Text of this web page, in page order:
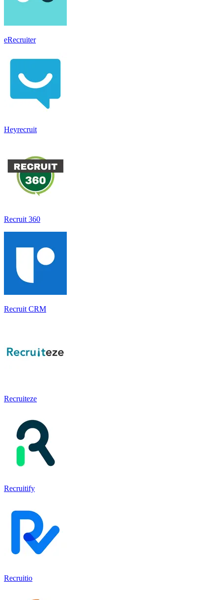
eRecruiter
Heyrecruit
Recruit 360
Recruit CRM
Recruiteze
Recruitify
Recruitio